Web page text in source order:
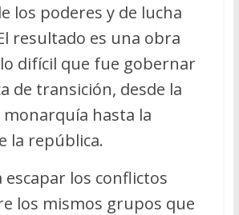
los poderes y de lucha
resultado es una obra
difícil que fue gobernar
de transición, desde la
monarquía hasta la
la república.
escapar los conflictos
los mismos grupos que